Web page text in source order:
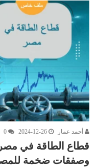
أحمد عمار 2024-12-26
0
وصفقات ضخمة